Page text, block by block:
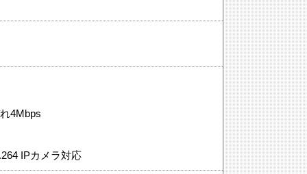
4Mbps
IPカメラ対応